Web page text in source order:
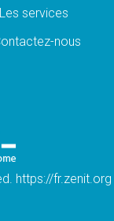
l'éducation
du Pape
Léon en
Les services
nous
https://fr.zenit.org